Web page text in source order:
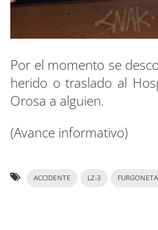
Por el momento se
herido o traslado al
Orosa a alguien.
(Avance informativo)
ACCIDENTE LZ-3 FURGONETA